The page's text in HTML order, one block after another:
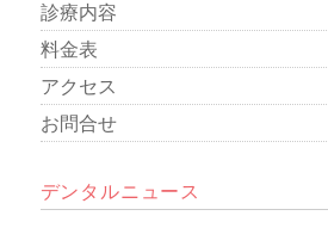
診療内容
料金表
アクセス
お問合せ
デンタルニュース